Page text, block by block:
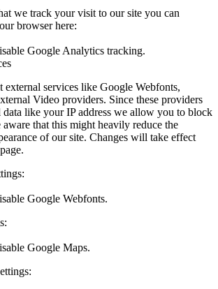
we track your visit to our site you can
browser here:
Google Analytics tracking.
external services like Google Webfonts,
Video providers. Since these providers
data like your IP address we allow you to block
aware that this might heavily reduce the
of our site. Changes will take effect
Google Webfonts.
Google Maps.